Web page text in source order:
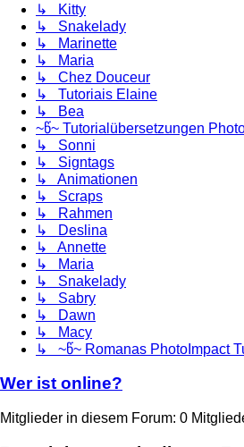
↳ Kitty
↳ Snakelady
↳ Marinette
↳ Maria
↳ Chez Douceur
↳ Tutoriais Elaine
↳ Bea
~წ~ Tutorialübersetzungen
↳ Sonni
↳ Signtags
↳ Animationen
↳ Scraps
↳ Rahmen
↳ Deslina
↳ Annette
↳ Maria
↳ Snakelady
↳ Sabry
↳ Dawn
↳ Macy
↳ ~წ~ Romanas PhotoImpact
Wer ist online?
Mitglieder in diesem Forum: 0